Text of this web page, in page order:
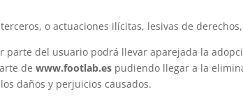
o actuaciones ilícitas, lesivas de
del usuario podrá llevar aparejada la
dewww.footlab.es pudiendo llegar a la
daños y perjuicios causados.